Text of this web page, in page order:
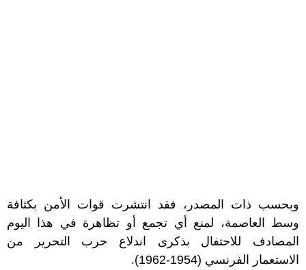
وبحسب ذات المصدر، فقد انتشرت قوات الأمن بكثافة
وسط العاصمة، لمنع أي تجمع أو تظاهرة في هذا اليوم
المصادف للاحتفال بذكرى اندلاع حرب التحرير من
الاستعمار الفرنسي (1954-1962).